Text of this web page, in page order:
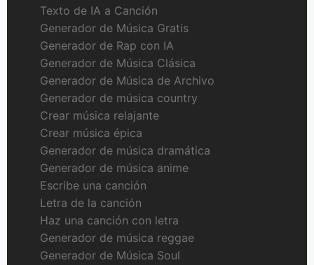
Texto de IA a Canción
Generador de Música Gratis
Generador de Rap con IA
Generador de Música Clásica
Generador de Música de Archivo
Generador de música country
Crear música relajante
Crear música épica
Generador de música dramática
Generador de música anime
Escribe una canción
Letra de la canción
Haz una canción con letra
Generador de música reggae
Generador de Música Soul